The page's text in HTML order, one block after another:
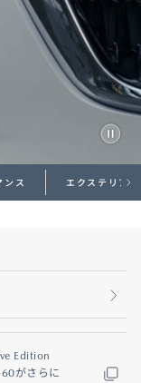
ンス エクステリア
Edition
がさらに